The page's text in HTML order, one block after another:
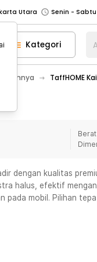
Utara
Jakarta Barat
Senin -
Bekasi
Senin - Jumat
Senin - Jumat
Senin -
Barat
Senin -
Jakarta Barat
Senin -
Senin - Jumat
Kategori
Lainnya TaffHOME
dengan kualitas
halus, efektif
pada mobil. Pilihan